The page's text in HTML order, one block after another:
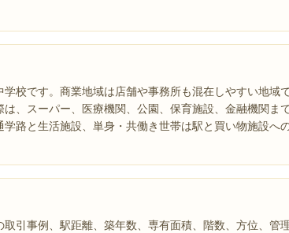
校です。商業地域は店舗や事務所も混在しやすい地域
、スーパー、医療機関、公園、保育施設、金融機関ま
路と生活施設、単身・共働き世帯は駅と買い物施設へ
引事例、駅距離、築年数、専有面積、階数、方位、管